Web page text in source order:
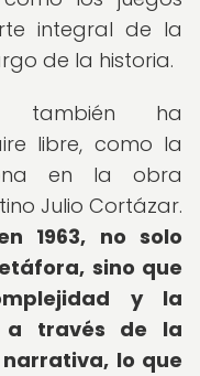
integral de la
de la historia.
también ha
libre, como la
en la obra
Julio Cortázar.
1963, no solo
sino que
y la
a través de la
lo que